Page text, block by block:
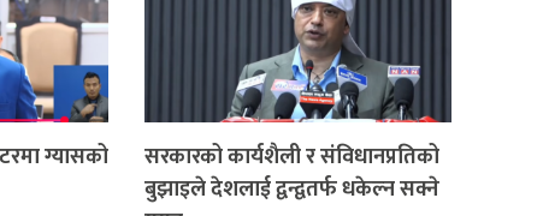
ग्यासको
सरकारको कार्यशैली र संविधानप्रतिको
बुझाइले देशलाई द्वन्द्वतर्फ धकेल्न सक्ने